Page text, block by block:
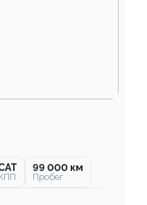
99 000 км
Пробег